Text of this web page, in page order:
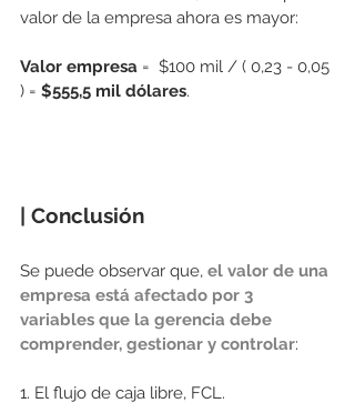
valor de la empresa ahora es mayor:
Valor empresa =  $100 mil / ( 0,23 - 0,05
) = $555,5 mil dólares.
| Conclusión
Se puede observar que, el valor de una
empresa está afectado por 3
variables que la gerencia debe
comprender, gestionar y controlar:
1. El flujo de caja libre, FCL.